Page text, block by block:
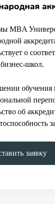
MBA
о
школ.
обучения
об
заявку